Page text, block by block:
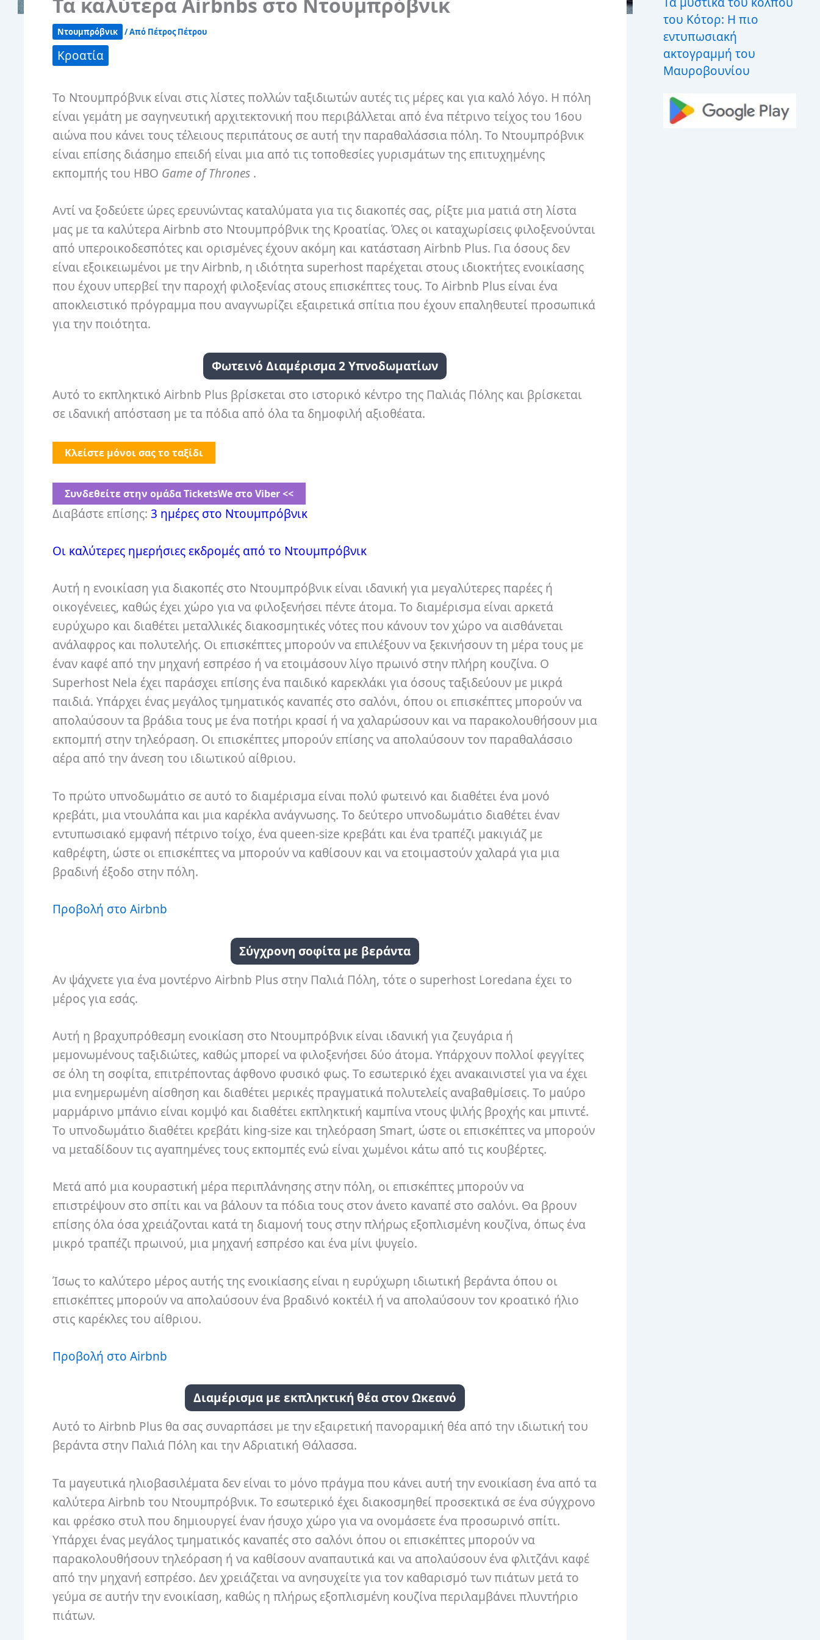
Ντουμπρόβνικ / Από Πέτρος Πέτρου
Κροατία
Το Ντουμπρόβνικ είναι στις λίστες πολλών ταξιδιωτών αυτές τις μέρες και για καλό λόγο. Η πόλη
είναι γεμάτη με σαγηνευτική αρχιτεκτονική που περιβάλλεται από ένα πέτρινο τείχος του 16ου
αιώνα που κάνει τους τέλειους περιπάτους σε αυτή την παραθαλάσσια πόλη. Το Ντουμπρόβνικ
είναι επίσης διάσημο επειδή είναι μια από τις τοποθεσίες γυρισμάτων της επιτυχημένης
εκπομπής του HBO Game of Thrones .
Αντί να ξοδεύετε ώρες ερευνώντας καταλύματα για τις διακοπές σας, ρίξτε μια ματιά στη λίστα
μας με τα καλύτερα Airbnb στο Ντουμπρόβνικ της Κροατίας. Όλες οι καταχωρίσεις φιλοξενούνται
από υπεροικοδεσπότες και ορισμένες έχουν ακόμη και κατάσταση Airbnb Plus. Για όσους δεν
είναι εξοικειωμένοι με την Airbnb, η ιδιότητα superhost παρέχεται στους ιδιοκτήτες ενοικίασης
που έχουν υπερβεί την παροχή φιλοξενίας στους επισκέπτες τους. Το Airbnb Plus είναι ένα
αποκλειστικό πρόγραμμα που αναγνωρίζει εξαιρετικά σπίτια που έχουν επαληθευτεί προσωπικά
για την ποιότητα.
Φωτεινό Διαμέρισμα 2 Υπνοδωματίων
Αυτό το εκπληκτικό Airbnb Plus βρίσκεται στο ιστορικό κέντρο της Παλιάς Πόλης και βρίσκεται
σε ιδανική απόσταση με τα πόδια από όλα τα δημοφιλή αξιοθέατα.
Κλείστε μόνοι σας το ταξίδι
Συνδεθείτε στην ομάδα ⁨TicketsWe⁩ στο Viber <<
Διαβάστε επίσης: 3 ημέρες στο Ντουμπρόβνικ
Οι καλύτερες ημερήσιες εκδρομές από το Ντουμπρόβνικ
Αυτή η ενοικίαση για διακοπές στο Ντουμπρόβνικ είναι ιδανική για μεγαλύτερες παρέες ή
οικογένειες, καθώς έχει χώρο για να φιλοξενήσει πέντε άτομα. Το διαμέρισμα είναι αρκετά
ευρύχωρο και διαθέτει μεταλλικές διακοσμητικές νότες που κάνουν τον χώρο να αισθάνεται
ανάλαφρος και πολυτελής. Οι επισκέπτες μπορούν να επιλέξουν να ξεκινήσουν τη μέρα τους με
έναν καφέ από την μηχανή εσπρέσο ή να ετοιμάσουν λίγο πρωινό στην πλήρη κουζίνα. Ο
Superhost Nela έχει παράσχει επίσης ένα παιδικό καρεκλάκι για όσους ταξιδεύουν με μικρά
παιδιά. Υπάρχει ένας μεγάλος τμηματικός καναπές στο σαλόνι, όπου οι επισκέπτες μπορούν να
απολαύσουν τα βράδια τους με ένα ποτήρι κρασί ή να χαλαρώσουν και να παρακολουθήσουν μια
εκπομπή στην τηλεόραση. Οι επισκέπτες μπορούν επίσης να απολαύσουν τον παραθαλάσσιο
αέρα από την άνεση του ιδιωτικού αίθριου.
Το πρώτο υπνοδωμάτιο σε αυτό το διαμέρισμα είναι πολύ φωτεινό και διαθέτει ένα μονό
κρεβάτι, μια ντουλάπα και μια καρέκλα ανάγνωσης. Το δεύτερο υπνοδωμάτιο διαθέτει έναν
εντυπωσιακό εμφανή πέτρινο τοίχο, ένα queen-size κρεβάτι και ένα τραπέζι μακιγιάζ με
καθρέφτη, ώστε οι επισκέπτες να μπορούν να καθίσουν και να ετοιμαστούν χαλαρά για μια
βραδινή έξοδο στην πόλη.
Προβολή στο Airbnb
Σύγχρονη σοφίτα με βεράντα
Αν ψάχνετε για ένα μοντέρνο Airbnb Plus στην Παλιά Πόλη, τότε ο superhost Loredana έχει το
μέρος για εσάς.
Αυτή η βραχυπρόθεσμη ενοικίαση στο Ντουμπρόβνικ είναι ιδανική για ζευγάρια ή
μεμονωμένους ταξιδιώτες, καθώς μπορεί να φιλοξενήσει δύο άτομα. Υπάρχουν πολλοί φεγγίτες
σε όλη τη σοφίτα, επιτρέποντας άφθονο φυσικό φως. Το εσωτερικό έχει ανακαινιστεί για να έχει
μια ενημερωμένη αίσθηση και διαθέτει μερικές πραγματικά πολυτελείς αναβαθμίσεις. Το μαύρο
μαρμάρινο μπάνιο είναι κομψό και διαθέτει εκπληκτική καμπίνα ντους ψιλής βροχής και μπιντέ.
Το υπνοδωμάτιο διαθέτει κρεβάτι king-size και τηλεόραση Smart, ώστε οι επισκέπτες να μπορούν
να μεταδίδουν τις αγαπημένες τους εκπομπές ενώ είναι χωμένοι κάτω από τις κουβέρτες.
Μετά από μια κουραστική μέρα περιπλάνησης στην πόλη, οι επισκέπτες μπορούν να
επιστρέψουν στο σπίτι και να βάλουν τα πόδια τους στον άνετο καναπέ στο σαλόνι. Θα βρουν
επίσης όλα όσα χρειάζονται κατά τη διαμονή τους στην πλήρως εξοπλισμένη κουζίνα, όπως ένα
μικρό τραπέζι πρωινού, μια μηχανή εσπρέσο και ένα μίνι ψυγείο.
Ίσως το καλύτερο μέρος αυτής της ενοικίασης είναι η ευρύχωρη ιδιωτική βεράντα όπου οι
επισκέπτες μπορούν να απολαύσουν ένα βραδινό κοκτέιλ ή να απολαύσουν τον κροατικό ήλιο
στις καρέκλες του αίθριου.
Προβολή στο Airbnb
Διαμέρισμα με εκπληκτική θέα στον Ωκεανό
Αυτό το Airbnb Plus θα σας συναρπάσει με την εξαιρετική πανοραμική θέα από την ιδιωτική του
βεράντα στην Παλιά Πόλη και την Αδριατική Θάλασσα.
Τα μαγευτικά ηλιοβασιλέματα δεν είναι το μόνο πράγμα που κάνει αυτή την ενοικίαση ένα από τα
καλύτερα Airbnb του Ντουμπρόβνικ. Το εσωτερικό έχει διακοσμηθεί προσεκτικά σε ένα σύγχρονο
και φρέσκο ​​στυλ που δημιουργεί έναν ήσυχο χώρο για να ονομάσετε ένα προσωρινό σπίτι.
Υπάρχει ένας μεγάλος τμηματικός καναπές στο σαλόνι όπου οι επισκέπτες μπορούν να
παρακολουθήσουν τηλεόραση ή να καθίσουν αναπαυτικά και να απολαύσουν ένα φλιτζάνι καφέ
από την μηχανή εσπρέσο. Δεν χρειάζεται να ανησυχείτε για τον καθαρισμό των πιάτων μετά το
γεύμα σε αυτήν την ενοικίαση, καθώς η πλήρως εξοπλισμένη κουζίνα περιλαμβάνει πλυντήριο
πιάτων.
του Κότορ: Η πιο
εντυπωσιακή
ακτογραμμή του
Μαυροβουνίου